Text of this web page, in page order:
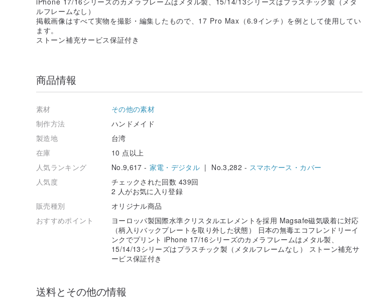
ルフレームなし）
掲載画像はすべて実物を撮影・編集したもので、17 Pro Max（6.9インチ）を例として使用してい
ます。
ストーン補充サービス保証付き
商品情報
素材
その他の素材
制作方法
ハンドメイド
製造地
台湾
在庫
10 点以上
人気ランキング
No.9,617 - 家電・デジタル | No.3,282 - スマホケース・カバー
人気度
チェックされた回数 439回
2 人がお気に入り登録
販売種別
オリジナル商品
おすすめポイント
ヨーロッパ製国際水準クリスタルエレメントを採用 Magsafe磁気吸着に対応
（柄入りバックプレートを取り外した状態） 日本の無毒エコフレンドリーイ
ンクでプリント iPhone 17/16シリーズのカメラフレームはメタル製、
15/14/13シリーズはプラスチック製（メタルフレームなし） ストーン補充サ
ービス保証付き
送料とその他の情報